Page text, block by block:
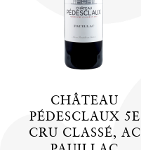
CHÂTEAU
PÉDESCLAUX 5E
CRU CLASSÉ, AC